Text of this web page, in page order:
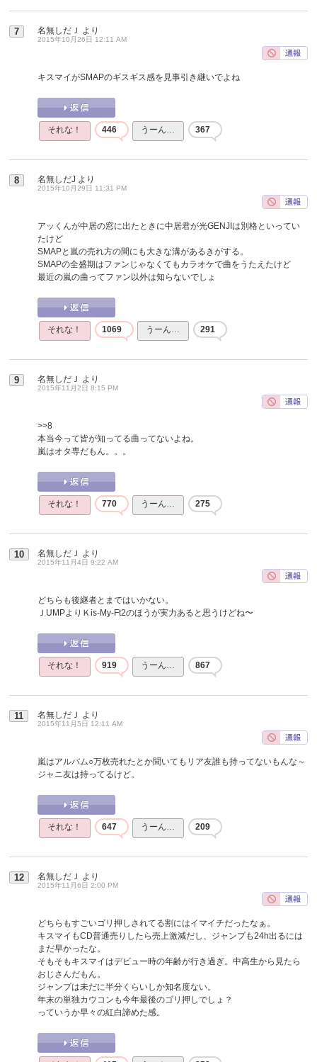
7 名無しだＪ より
2015年10月26日 12:11 AM
キスマイがSMAPのギスギス感を見事引き継いでよね
それな！ 446 うーん… 367
8 名無しだJ より
2015年10月29日 11:31 PM
アッくんが中居の窓に出たときに中居君が光GENJIは別格といってい
たけど
SMAPと嵐の売れ方の間にも大きな溝があるきがする。
SMAPの全盛期はファンじゃなくてもカラオケで曲をうたえたけど
最近の嵐の曲ってファン以外は知らないでしょ
それな！ 1069 うーん… 291
9 名無しだＪ より
2015年11月2日 8:15 PM
>>8
本当今って皆が知ってる曲ってないよね。
嵐はオタ専だもん。。。
それな！ 770 うーん… 275
10 名無しだＪ より
2015年11月4日 9:22 AM
どちらも後継者とまではいかない。
ＪUMPよりＫis-My-Ft2のほうが実力あると思うけどね〜
それな！ 919 うーん… 867
11 名無しだＪ より
2015年11月5日 12:11 AM
嵐はアルバム○万枚売れたとか聞いてもリア友誰も持ってないもんな～
ジャニ友は持ってるけど。
それな！ 647 うーん… 209
12 名無しだＪ より
2015年11月6日 2:00 PM
どちらもすごいゴリ押しされてる割にはイマイチだったなぁ。
キスマイもCD普通売りしたら売上激減だし、ジャンプも24h出るには
まだ早かったな。
そもそもキスマイはデビュー時の年齢が行き過ぎ。中高生から見たら
おじさんだもん。
ジャンプは未だに半分くらいしか知名度ない。
年末の単独カウコンも今年最後のゴリ押しでしょ？
っていうか早々の紅白諦めた感。